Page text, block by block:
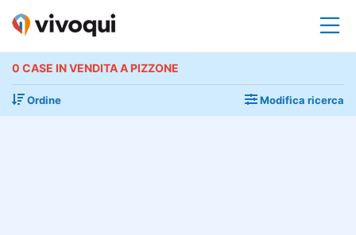
0 CASE IN VENDITA A PIZZONE
Ordine Modifica ricerca